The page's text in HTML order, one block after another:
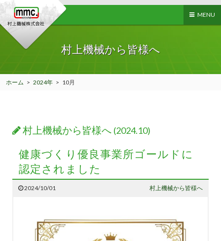
MENU
村上機械から皆様へ
ホーム > 2024年 > 10月
村上機械から皆様へ (2024.10)
健康づくり優良事業所ゴールドに
認定されました
2024/10/01 村上機械から皆様へ